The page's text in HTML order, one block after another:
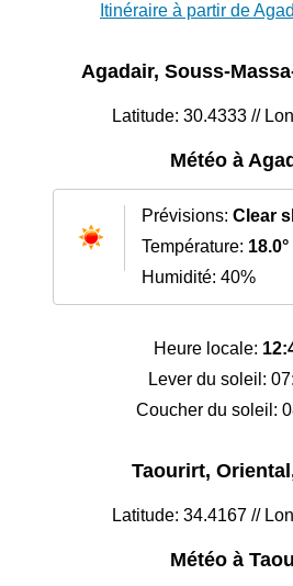
Itinéraire à partir de
Agadair, Souss-
Latitude: 30.4333 //
Météo à
Prévisions: Clear
Température: 18.0°
Humidité: 40%
Heure locale:
Lever du soleil:
Coucher du soleil:
Taourirt,
Latitude: 34.4167 //
Météo à